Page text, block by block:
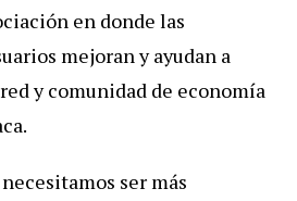
en donde las
mejoran y ayudan a
y comunidad de economía
ser más